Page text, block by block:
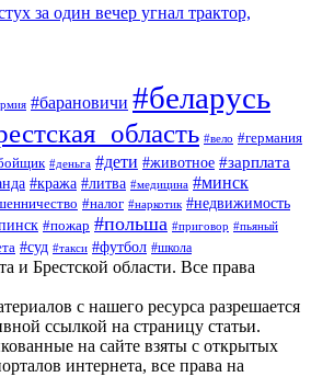
за один вечер угнал трактор,
#барановичи #беларусь
#вело #германия
#деньга #дети #животное #зарплата
#кража #литва #медицина #минск
#налог #наркотик #недвижимость
#пожар #польша #приговор #пьяный
#суд #такси #футбол #школа
и Брестской области. Все права
с нашего ресурса разрешается
ссылкой на страницу статьи.
на сайте взяты с открытых
интернета, все права на